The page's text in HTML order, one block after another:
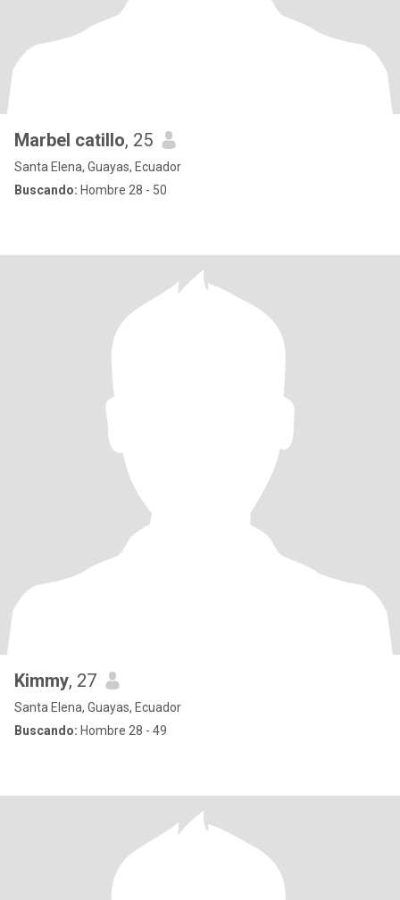
Marbel catillo, 25
Santa Elena, Guayas, Ecuador
Buscando: Hombre 28 - 50
Kimmy, 27
Santa Elena, Guayas, Ecuador
Buscando: Hombre 28 - 49